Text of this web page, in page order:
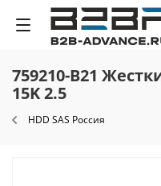
759210-B21
15K 2.5
HDD SAS Россия